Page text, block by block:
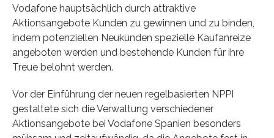
Vodafone hauptsächlich durch attraktive
Aktionsangebote Kunden zu gewinnen und zu binden,
indem potenziellen Neukunden spezielle Kaufanreize
angeboten werden und bestehende Kunden für ihre
Treue belohnt werden.
Vor der Einführung der neuen regelbasierten NPPI
gestaltete sich die Verwaltung verschiedener
Aktionsangebote bei Vodafone Spanien besonders